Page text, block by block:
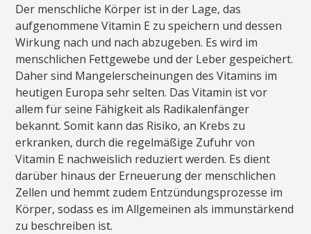
Der menschliche Körper ist in der Lage, das
aufgenommene Vitamin E zu speichern und dessen
Wirkung nach und nach abzugeben. Es wird im
menschlichen Fettgewebe und der Leber gespeichert.
Daher sind Mangelerscheinungen des Vitamins im
heutigen Europa sehr selten. Das Vitamin ist vor
allem für seine Fähigkeit als Radikalenfänger
bekannt. Somit kann das Risiko, an Krebs zu
erkranken, durch die regelmäßige Zufuhr von
Vitamin E nachweislich reduziert werden. Es dient
darüber hinaus der Erneuerung der menschlichen
Zellen und hemmt zudem Entzündungsprozesse im
Körper, sodass es im Allgemeinen als immunstärkend
zu beschreiben ist.